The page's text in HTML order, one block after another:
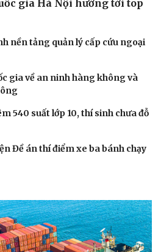
gia Hà Nội hướng tới top
nền tảng quản lý cấp cứu ngoại
gia về an ninh hàng không và
540 suất lớp 10, thí sinh chưa đỗ
Đề án thí điểm xe ba bánh chạy